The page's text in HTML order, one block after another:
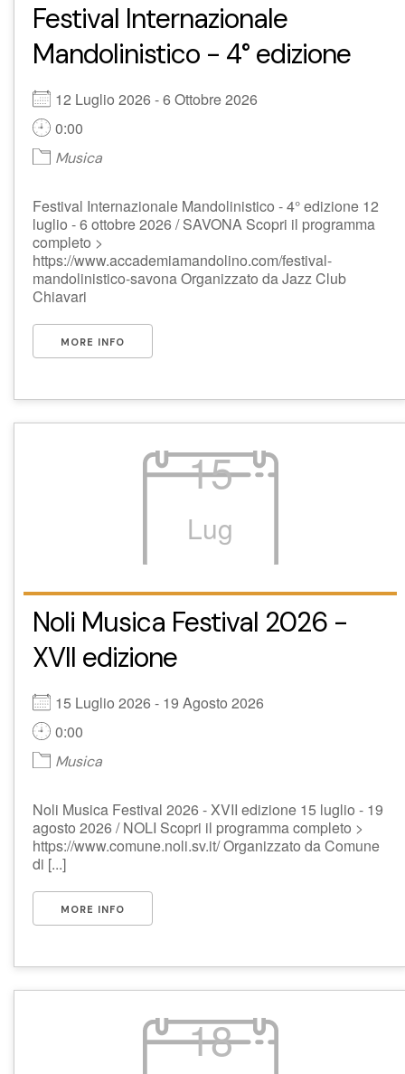
Festival Internazionale
Mandolinistico - 4° edizione
12 Luglio 2026 - 6 Ottobre 2026
0:00
Musica
Festival Internazionale Mandolinistico - 4° edizione 12
luglio - 6 ottobre 2026 / SAVONA Scopri il programma
completo >
https://www.accademiamandolino.com/festival-
mandolinistico-savona Organizzato da Jazz Club
Chiavari
MORE INFO
15
Lug
Noli Musica Festival 2026 -
XVII edizione
15 Luglio 2026 - 19 Agosto 2026
0:00
Musica
Noli Musica Festival 2026 - XVII edizione 15 luglio - 19
agosto 2026 / NOLI Scopri il programma completo >
https://www.comune.noli.sv.it/ Organizzato da Comune
di [...]
MORE INFO
18